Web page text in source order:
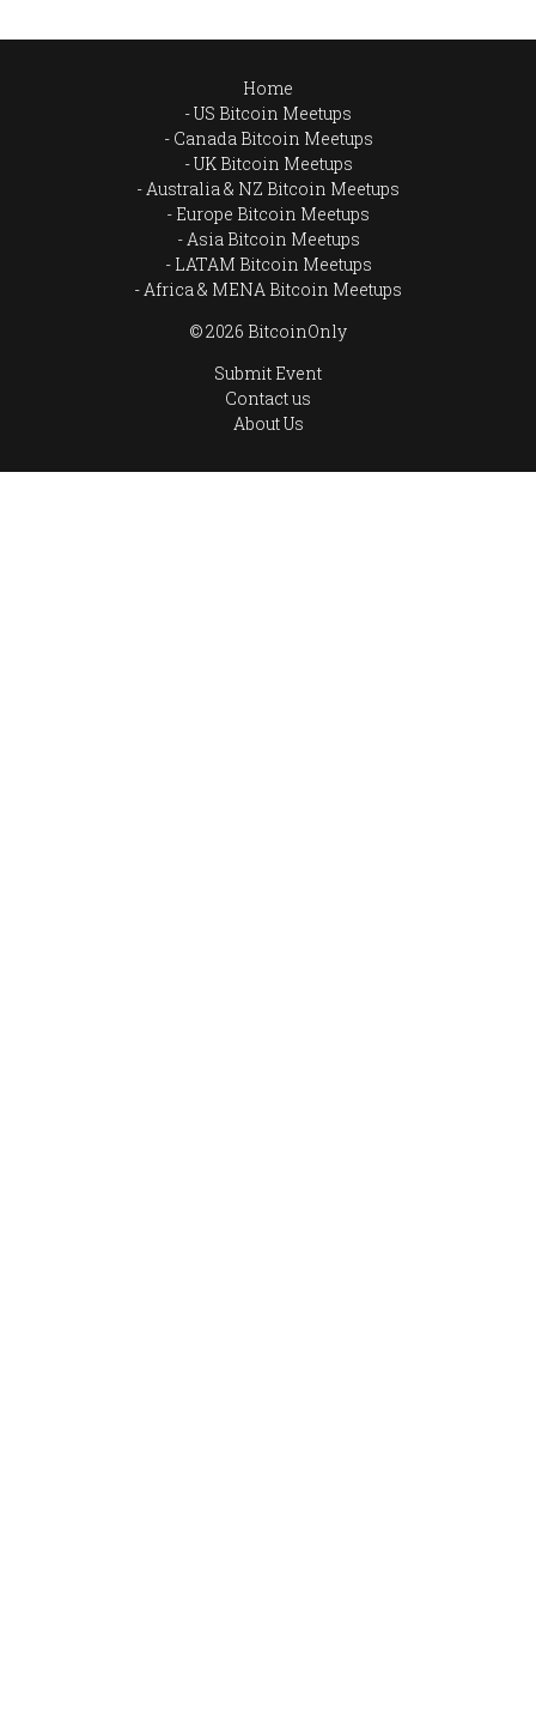
Home
US Bitcoin Meetups
Canada Bitcoin Meetups
UK Bitcoin Meetups
Australia & NZ Bitcoin Meetups
Europe Bitcoin Meetups
Asia Bitcoin Meetups
LATAM Bitcoin Meetups
Africa & MENA Bitcoin Meetups
© 2026 BitcoinOnly
Submit Event
Contact us
About Us